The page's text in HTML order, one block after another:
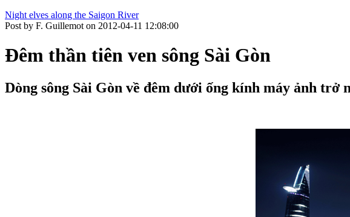
Night elves along the Saigon River
Post by F. Guillemot on 2012-04-11 12:08:00
Đêm thần tiên ven sông Sài Gòn
Dòng sông Sài Gòn về đêm dưới ống kính máy ảnh